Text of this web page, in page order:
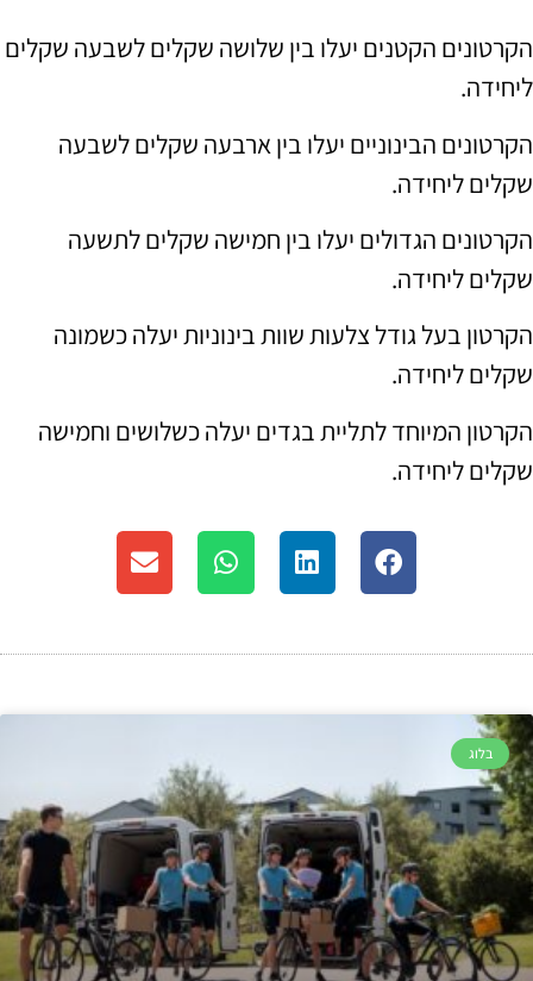
הקרטונים הקטנים יעלו בין שלושה שקלים לשבעה שקלים
ליחידה.
הקרטונים הבינוניים יעלו בין ארבעה שקלים לשבעה
שקלים ליחידה.
הקרטונים הגדולים יעלו בין חמישה שקלים לתשעה
שקלים ליחידה.
הקרטון בעל גודל צלעות שוות בינוניות יעלה כשמונה
שקלים ליחידה.
הקרטון המיוחד לתליית בגדים יעלה כשלושים וחמישה
שקלים ליחידה.
בלוג